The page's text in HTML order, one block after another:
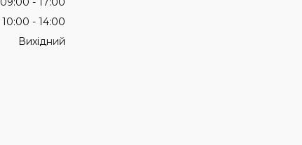
10:00
14:00
Вихідний